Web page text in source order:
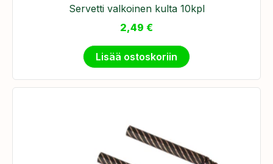
Servetti valkoinen kulta 10kpl
2,49 €
Lisää ostoskoriin